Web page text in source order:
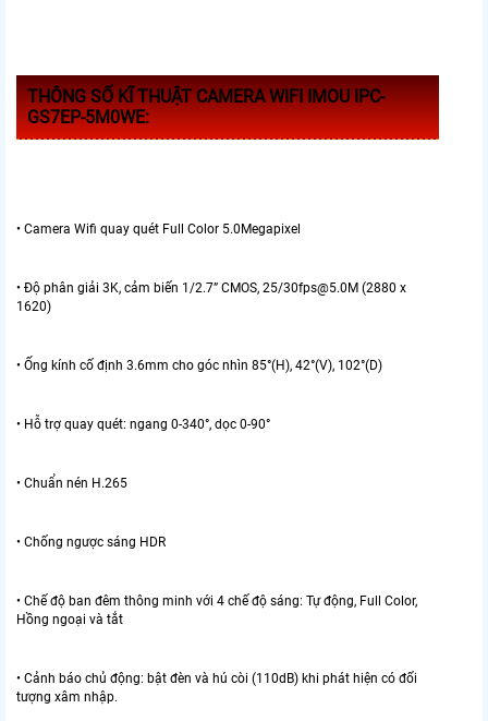
THÔNG SỐ KĨ THUẬT CAMERA WIFI IMOU IPC-
GS7EP-5M0WE:
• Camera Wifi quay quét Full Color 5.0Megapixel
• Độ phân giải 3K, cảm biến 1/2.7” CMOS, 25/30fps@5.0M (2880 x
1620)
• Ống kính cố định 3.6mm cho góc nhìn 85°(H), 42°(V), 102°(D)
• Hỗ trợ quay quét: ngang 0-340°, dọc 0-90°
• Chuẩn nén H.265
• Chống ngược sáng HDR
• Chế độ ban đêm thông minh với 4 chế độ sáng: Tự động, Full Color,
Hồng ngoại và tắt
• Cảnh báo chủ động: bật đèn và hú còi (110dB) khi phát hiện có đối
tượng xâm nhập.